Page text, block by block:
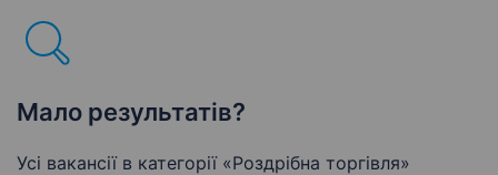
Мало результатів?
Усі вакансії в категорії «Роздрібна торгівля»